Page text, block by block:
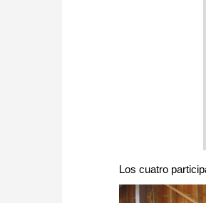
Los cuatro